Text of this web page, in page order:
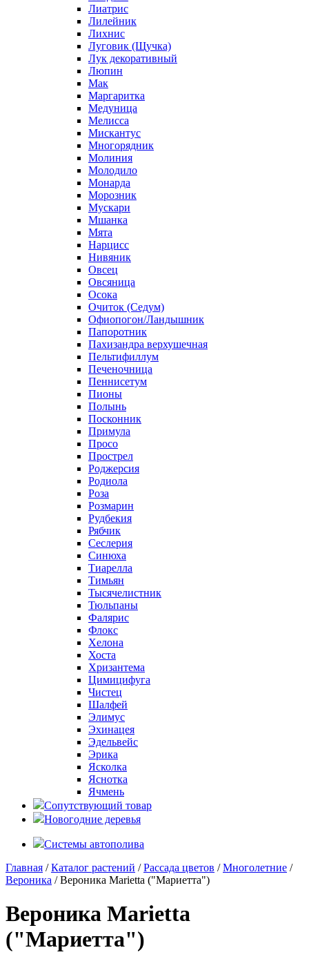
Лиатрис
Лилейник
Лихнис
Луговик (Щучка)
Лук декоративный
Люпин
Мак
Маргаритка
Медуница
Мелисса
Мискантус
Многорядник
Молиния
Молодило
Монарда
Морозник
Мускари
Мшанка
Мята
Нарцисс
Нивяник
Овсец
Овсяница
Осока
Очиток (Седум)
Офиопогон/Ландышник
Папоротник
Пахизандра верхушечная
Пельтифиллум
Печеночница
Пеннисетум
Пионы
Полынь
Посконник
Примула
Просо
Прострел
Роджерсия
Родиола
Роза
Розмарин
Рудбекия
Рябчик
Сеслерия
Синюха
Тиарелла
Тимьян
Тысячелистник
Тюльпаны
Фалярис
Флокс
Хелона
Хоста
Хризантема
Цимицифуга
Чистец
Шалфей
Элимус
Эхинацея
Эдельвейс
Эрика
Ясколка
Яснотка
Ячмень
Сопутствующий товар
Новогодние деревья
Системы автополива
Главная /Каталог растений /Рассада цветов /Многолетние /
Вероника / Вероника Marietta ("Мариетта")
Вероника Marietta
("Мариетта")